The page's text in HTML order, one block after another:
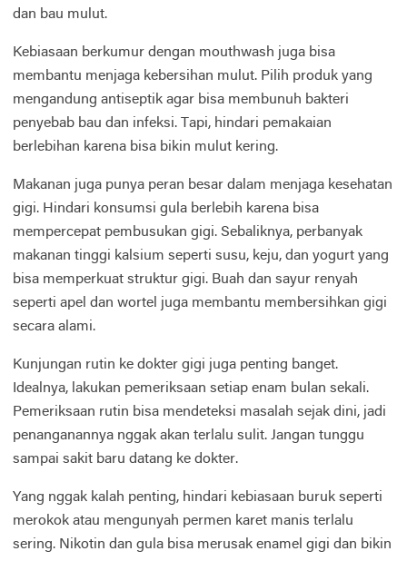
dan bau mulut.
Kebiasaan berkumur dengan mouthwash juga bisa
membantu menjaga kebersihan mulut. Pilih produk yang
mengandung antiseptik agar bisa membunuh bakteri
penyebab bau dan infeksi. Tapi, hindari pemakaian
berlebihan karena bisa bikin mulut kering.
Makanan juga punya peran besar dalam menjaga kesehatan
gigi. Hindari konsumsi gula berlebih karena bisa
mempercepat pembusukan gigi. Sebaliknya, perbanyak
makanan tinggi kalsium seperti susu, keju, dan yogurt yang
bisa memperkuat struktur gigi. Buah dan sayur renyah
seperti apel dan wortel juga membantu membersihkan gigi
secara alami.
Kunjungan rutin ke dokter gigi juga penting banget.
Idealnya, lakukan pemeriksaan setiap enam bulan sekali.
Pemeriksaan rutin bisa mendeteksi masalah sejak dini, jadi
penanganannya nggak akan terlalu sulit. Jangan tunggu
sampai sakit baru datang ke dokter.
Yang nggak kalah penting, hindari kebiasaan buruk seperti
merokok atau mengunyah permen karet manis terlalu
sering. Nikotin dan gula bisa merusak enamel gigi dan bikin